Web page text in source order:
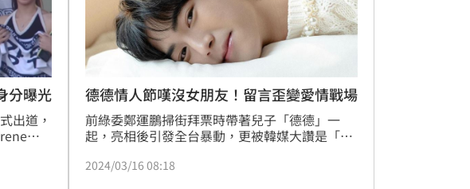
分曝光
出道，
和
近
德德情人節嘆沒女朋友！留言歪變愛情戰場
前綠委鄭運鵬掃街拜票時帶著兒子「德德」一
起，亮相後引發全台暴動，更被韓媒大讚是「台
更新貼文，並打趣表示因為自己沒有朋友，只能
2024/03/16 08:18